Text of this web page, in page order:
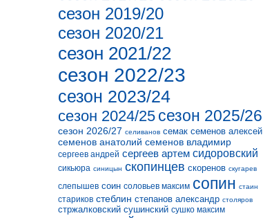
сезон 2019/20
сезон 2020/21
сезон 2021/22
сезон 2022/23
сезон 2023/24
сезон 2024/25 сезон 2025/26
сезон 2026/27 селиванов семак семенов алексей
семенов анатолий семенов владимир
сергеев андрей сергеев артем сидоровский
сикьюра синицын скопинцев скоренов скугарев
слепышев соин соловьев максим сопин стаин
стариков стеблин степанов александр столяров
стржалковский сушинский сушко максим